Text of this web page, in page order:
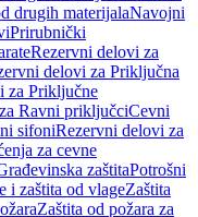
drugih materijalaNavojni
Prirubnički
Rezervni delovi za
delovi za Priključna
za Priključne
Ravni priključciCevni
sifoniRezervni delovi za
za cevne
zaštitaPotrošni
i zaštita od vlageZaštita
Zaštita od požara za